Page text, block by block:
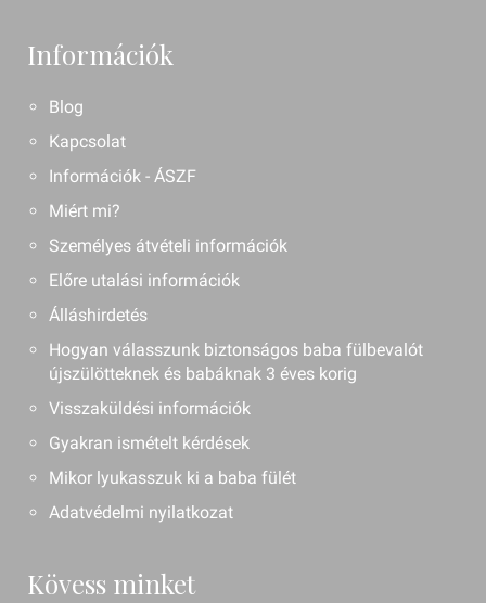
Információk
Blog
Kapcsolat
Információk - ÁSZF
Miért mi?
Személyes átvételi információk
Előre utalási információk
Álláshirdetés
Hogyan válasszunk biztonságos baba fülbevalót
újszülötteknek és babáknak 3 éves korig
Visszaküldési információk
Gyakran ismételt kérdések
Mikor lyukasszuk ki a baba fülét
Adatvédelmi nyilatkozat
Kövess minket